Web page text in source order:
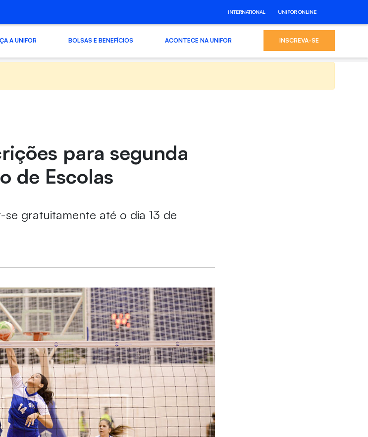
INTERNATIONAL UNIFOR ONLINE
A UNIFOR BOLSAS E BENEFÍCIOS ACONTECE NA UNIFOR INSCREVA-SE
para segunda
de Escolas
gratuitamente até o dia 13 de